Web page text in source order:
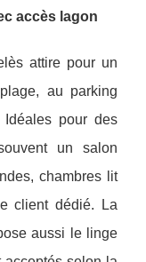
accès lagon
attire pour un
au parking
Idéales pour des
un salon
chambres lit
client dédié. La
aussi le linge